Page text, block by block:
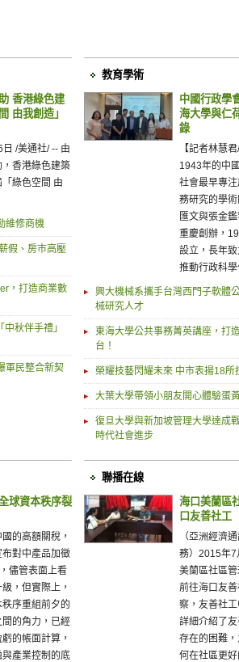
香港綠色建
由我創造」
/美通社/ -- 由
香港綠色建築
綠色空間 由
維修商機
假、房市高壓
，打造商業數
秋伴手禮」
軍民整合新契
教育學術
中國行政學
海大學與仁
錄
【記者林慧
1943年的中
社會最早專
務研究的學
匯文與張金
重慶創辦，
設立，長年致
推動行政科學
興大機械系攜手台灣西門子軟體
械研究人才
東海大學公共事務菁英講座，打
台！
榮耀技藝閃耀未來 中市表揚18所
大葉大學帶領小朋友開心體驗蛋
復旦大學與新加坡管理大學達成
時代社會進步
球資本秩序裂
的高額關稅，
對中產品加徵
儘管表面上看
，但實際上，
序重組前夕的
的角力，已經
的帳面計算，
產業控制的底
聯播在線
海口美蘭區
口友善社工
（亞洲經濟
務）2015年7
美蘭區社區
前往海口友
察，友善社
詳細介紹了
存在的困難
何在社區更